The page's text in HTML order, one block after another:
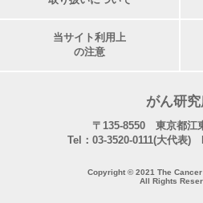
がん研究
〒135-8550 東京都江
Tel：03-3520-0111(大代表)
当サイト利用上
の注意
Copyright © 2021 The Cancer
All Rights